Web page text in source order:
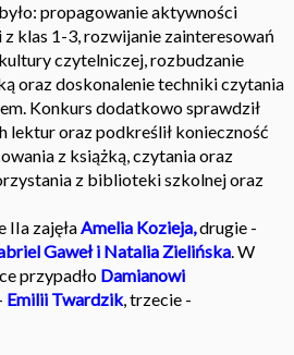
propagowanie aktywności
klas 1-3, rozwijanie zainteresowań
czytelniczej, rozbudzanie
oraz doskonalenie techniki czytania
Konkurs dodatkowo sprawdził
lektur oraz podkreślił konieczność
z książką, czytania oraz
z biblioteki szkolnej oraz
IIa zajęłaAmelia Kozieja,drugie -
Gaweł i Natalia Zielińska. W
przypadło Damianowi
Emilii Twardzik, trzecie -